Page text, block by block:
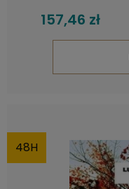
157,46 zł
48H